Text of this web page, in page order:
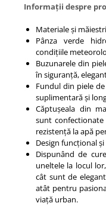
Informații despre
Materiale și
Pânza verde
condițiile
Buzunarele din
în siguranță,
Fundul din piele
suplimentară și
Căptușeala din
sunt
rezistență la apă
Design funcțional
Dispunând de
uneltele la locul
cât sunt de
atât pentru
viață urban.